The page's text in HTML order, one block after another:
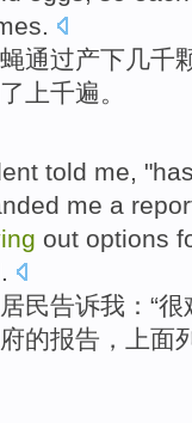
.
通过产下 几千
上千遍。
told me, "
me a
out options
.
居民告诉我 ：“很
的报告 ，上面